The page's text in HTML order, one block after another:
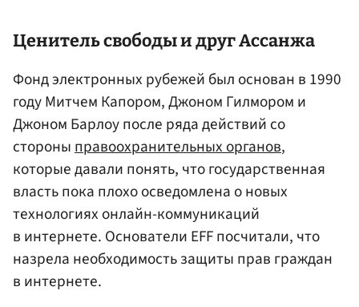
Ценитель свободы и друг Ассанжа
Фонд электронных рубежей был основан в 1990
году Митчем Капором, Джоном Гилмором и
Джоном Барлоу после ряда действий со
стороныправоохранительных органов,
которые давали понять, что гоcударственная
власть пока плохо осведомлена о новых
технологиях онлайн-коммуникаций
в интернете. Основатели EFF посчитали, что
назрела необходимость защиты прав граждан
в интернете.